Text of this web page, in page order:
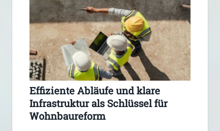
Effiziente Abläufe und klare
Infrastruktur als Schlüssel für
Wohnbaureform